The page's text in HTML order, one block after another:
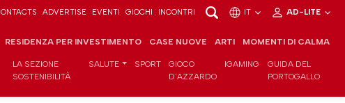
ADVERTISE EVENTI GIOCHI INCONTRI IT AD-LITE
RESIDENZA PER INVESTIMENTO CASE NUOVE ARTI MOMENTI DI CALMA
LA SEZIONE
SOSTENIBILITÀ
SALUTE SPORT
GIOCO
D'AZZARDO
IGAMING
GUIDA DEL
PORTOGALLO